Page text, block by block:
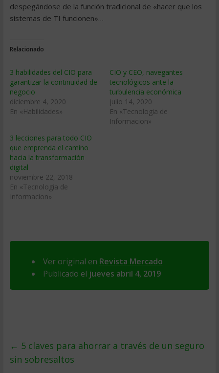
despegándose de la función tradicional de «hacer que los
sistemas de TI funcionen»…
Relacionado
3 habilidades del CIO para
garantizar la continuidad de
negocio
diciembre 4, 2020
En «Habilidades»
CIO y CEO, navegantes
tecnológicos ante la
turbulencia económica
julio 14, 2020
En «Tecnologia de
Informacion»
3 lecciones para todo CIO
que emprenda el camino
hacia la transformación
digital
noviembre 22, 2018
En «Tecnologia de
Informacion»
Ver original en Revista Mercado
Publicado el jueves abril 4, 2019
← 5 claves para ahorrar a través de un seguro
sin sobresaltos